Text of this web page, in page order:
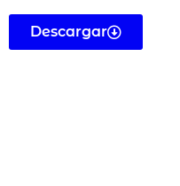
Descargar